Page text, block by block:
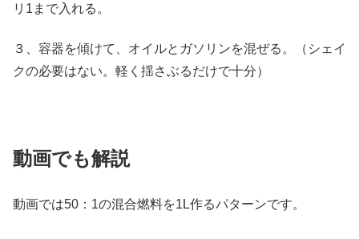
リ1まで入れる。
３、容器を傾けて、オイルとガソリンを混ぜる。（シェイ
クの必要はない。軽く揺さぶるだけで十分）
動画でも解説
動画では50：1の混合燃料を1L作るパターンです。